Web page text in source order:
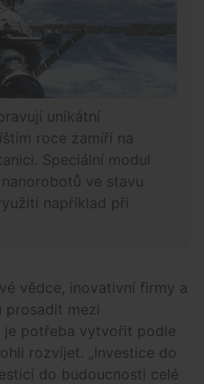
unikátní
roce zamíří na
Speciální modul
ve stavu
například při
vědce, inovativní firmy a
mezi
je potřeba vytvořit podle
rozvíjet. „Investice do
do budoucnosti celé